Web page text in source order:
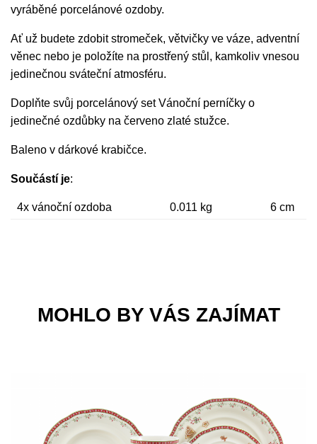
vyráběné porcelánové ozdoby.
Ať už budete zdobit stromeček, větvičky ve váze, adventní
věnec nebo je položíte na prostřený stůl, kamkoliv vnesou
jedinečnou sváteční atmosféru.
Doplňte svůj porcelánový set Vánoční perníčky o
jedinečné ozdůbky na červeno zlaté stužce.
Baleno v dárkové krabičce.
Součástí je:
4x vánoční ozdoba 0.011 kg 6 cm
MOHLO BY VÁS ZAJÍMAT